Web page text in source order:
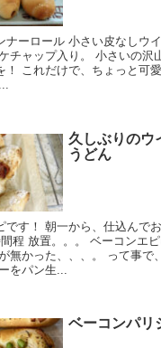
ナーロール 小さい皮なしウ
チャップ入り。 小さいの沢
！ これだけで、ちょっと可
久しぶりのウ
うどん
です！ 朝一から、仕込んで
程 放置。。。 ベーコンエ
無かった、、、。 って事で
をパン生...
ベーコンパリ